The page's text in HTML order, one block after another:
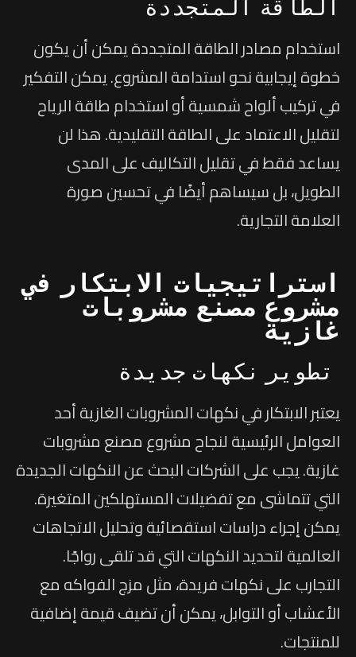
الطاقة المتجددة
استخدام مصادر الطاقة المتجددة يمكن أن يكون
خطوة إيجابية نحو استدامة المشروع. يمكن التفكير
في تركيب ألواح شمسية أو استخدام طاقة الرياح
لتقليل الاعتماد على الطاقة التقليدية. هذا لن
يساعد فقط في تقليل التكاليف على المدى
الطويل، بل سيساهم أيضًا في تحسين صورة
العلامة التجارية.
استراتيجيات الابتكار في
مشروع مصنع مشروبات
غازية
تطوير نكهات جديدة
يعتبر الابتكار في نكهات المشروبات الغازية أحد
العوامل الرئيسية لنجاح مشروع مصنع مشروبات
غازية. يجب على الشركات البحث عن النكهات الجديدة
التي تتماشى مع تفضيلات المستهلكين المتغيرة.
يمكن إجراء دراسات استقصائية وتحليل الاتجاهات
العالمية لتحديد النكهات التي قد تلقى رواجًا.
التجارب على نكهات فريدة، مثل مزج الفواكه مع
الأعشاب أو التوابل، يمكن أن تضيف قيمة إضافية
للمنتجات.